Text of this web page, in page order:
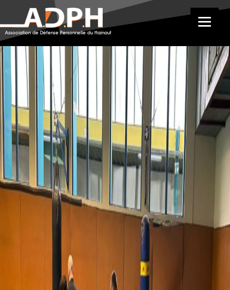
Association de Défense Personnelle du Hainaut
nico pancrace